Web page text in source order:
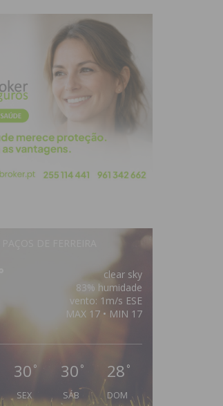
clear sky
83% humidade
vento: 1m/s ESE
MAX 17 • MIN 17
30 °
SEX
30 °
SÁB
28 °
DOM